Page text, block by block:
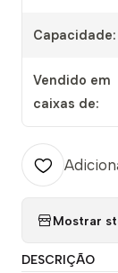
Capacidade:
Vendido em
caixas de:
Mostrar
DESCRIÇÃO